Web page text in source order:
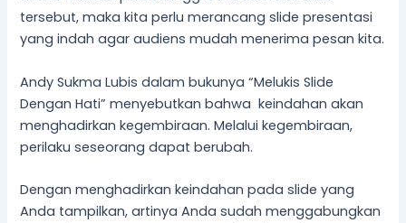
tersebut, maka kita perlu merancang slide presentasi
yang indah agar audiens mudah menerima pesan kita.
Andy Sukma Lubis dalam bukunya “Melukis Slide
Dengan Hati” menyebutkan bahwa keindahan akan
menghadirkan kegembiraan. Melalui kegembiraan,
perilaku seseorang dapat berubah.
Dengan menghadirkan keindahan pada slide yang
Anda tampilkan, artinya Anda sudah menggabungkan